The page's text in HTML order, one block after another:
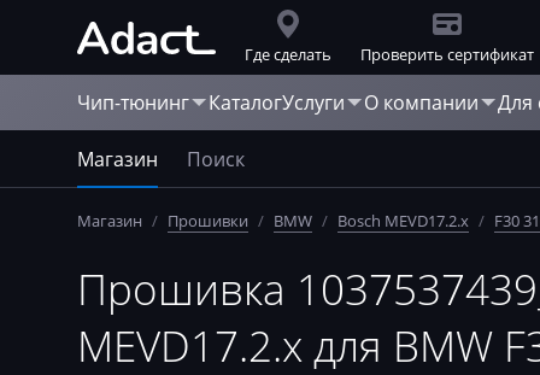
Где сделать Проверить сертификат
Чип-тюнинг КаталогУслуги О компании Для
Магазин Поиск
Магазин / Прошивки / BMW / Bosch MEVD17.2.х / F30
Прошивка
MEVD17.2.х для BMW